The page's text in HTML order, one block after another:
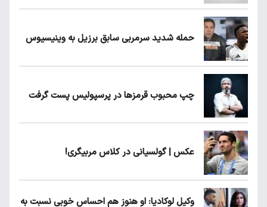
حمله شدید سرمربی سابق برزیل به وینیسیوس
چپ محبوب قرمزها در پرسپولیس پست گرفت
عکس | گولسیانی در کلاس مربیگری!
وکیل لوکادیا: او هنوز هم احساس خوبی نسبت به